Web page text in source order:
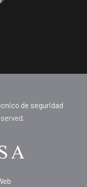
de seguridad